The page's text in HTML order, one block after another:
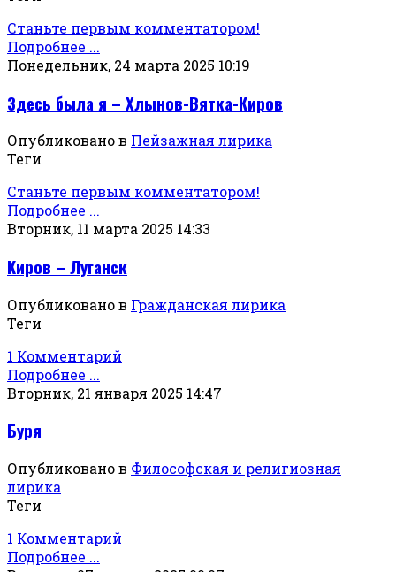
Станьте первым комментатором!
Подробнее ...
Понедельник, 24 марта 2025 10:19
Здесь была я – Хлынов-Вятка-Киров
Опубликовано в Пейзажная лирика
Теги
Станьте первым комментатором!
Подробнее ...
Вторник, 11 марта 2025 14:33
Киров – Луганск
Опубликовано в Гражданская лирика
Теги
1 Комментарий
Подробнее ...
Вторник, 21 января 2025 14:47
Буря
Опубликовано в Философская и религиозная
лирика
Теги
1 Комментарий
Подробнее ...